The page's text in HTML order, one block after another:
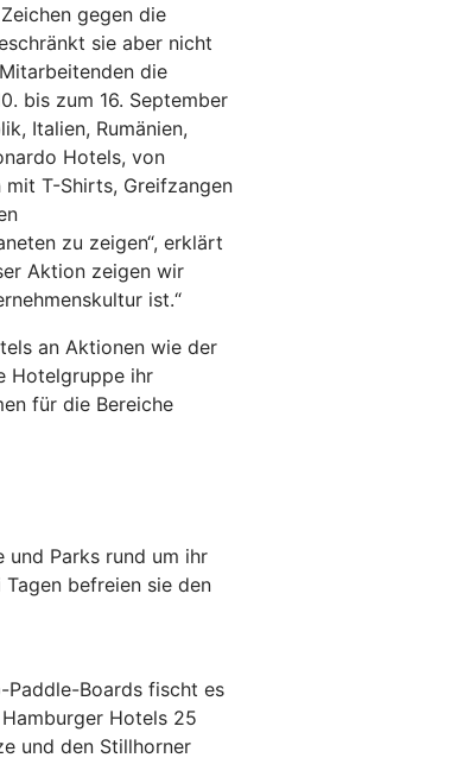
gegen die
sie aber nicht
die
bis zum 16. September
Italien, Rumänien,
Hotels, von
T-Shirts, Greifzangen
zu zeigen“, erklärt
Aktion zeigen wir
ist.“
an Aktionen wie der
Hotelgruppe ihr
für die Bereiche
Parks rund um ihr
befreien sie den
Paddle-Boards fischt es
Hotels 25
und den Stillhorner